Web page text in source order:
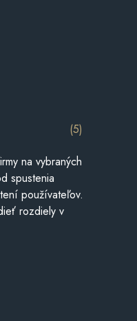
(5)
na vybraných
spustenia
používateľov.
rozdiely v